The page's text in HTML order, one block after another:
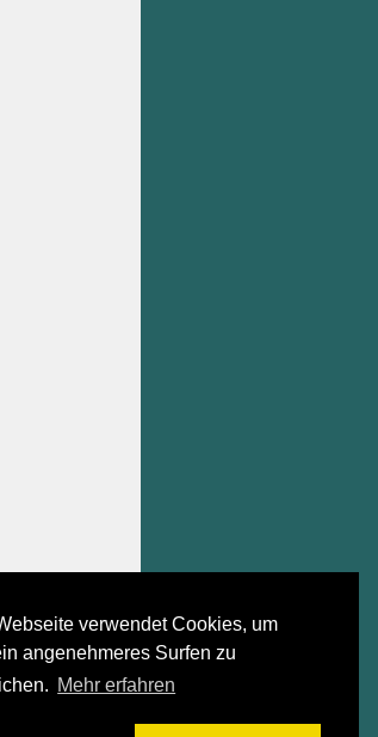
verwendet Cookies, um
angenehmeres Surfen zu
Mehr erfahren